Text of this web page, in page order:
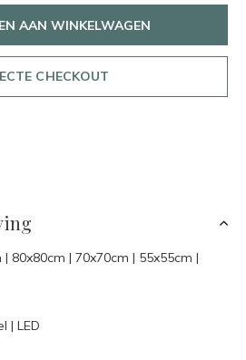
AAN WINKELWAGEN
CHECKOUT
80x80cm | 70x70cm | 55x55cm |
| LED